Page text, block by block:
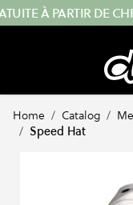
Skip to Content
Home / Catalog /
/ Speed Hat